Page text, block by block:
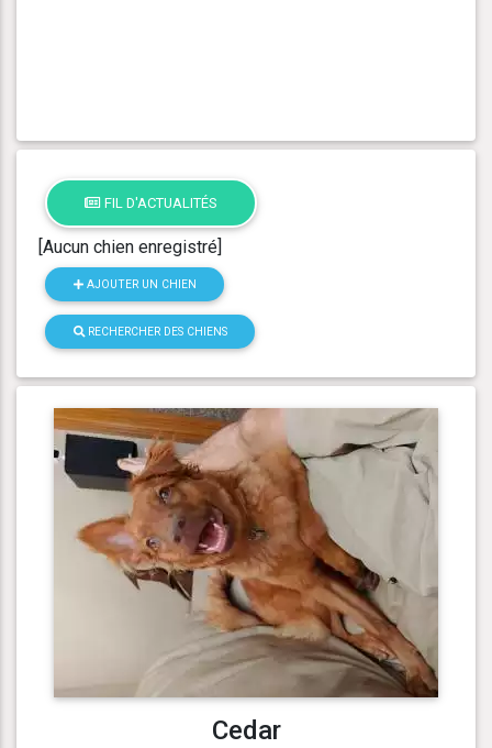
FIL D'ACTUALITÉS
[Aucun chien enregistré]
AJOUTER UN CHIEN
RECHERCHER DES CHIENS
Cedar